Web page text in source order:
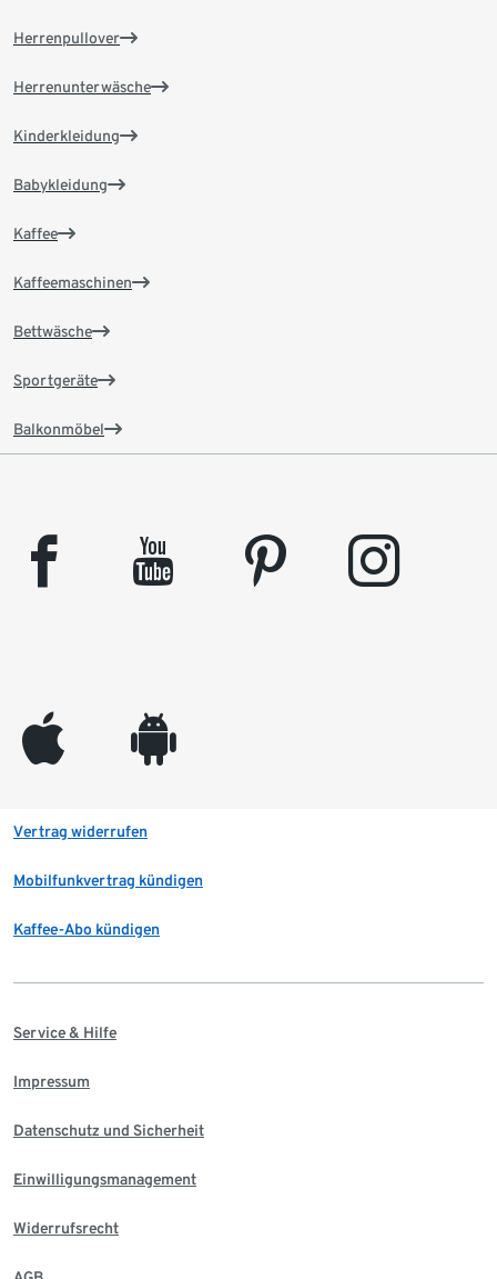
Herrenpullover
Herrenunterwäsche
Kinderkleidung
Babykleidung
Kaffee
Kaffeemaschinen
Bettwäsche
Sportgeräte
Balkonmöbel
facebook youtube pinterest instagram
appleinc android
Vertrag widerrufen
Mobilfunkvertrag kündigen
Kaffee-Abo kündigen
Service & Hilfe
Impressum
Datenschutz und Sicherheit
Einwilligungsmanagement
Widerrufsrecht